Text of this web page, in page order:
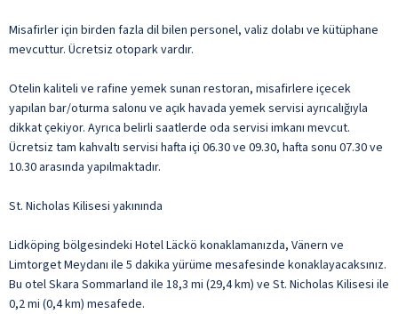
Misafirler için birden fazla dil bilen personel, valiz dolabı ve kütüphane
mevcuttur. Ücretsiz otopark vardır.
Otelin kaliteli ve rafine yemek sunan restoran, misafirlere içecek
yapılan bar/oturma salonu ve açık havada yemek servisi ayrıcalığıyla
dikkat çekiyor. Ayrıca belirli saatlerde oda servisi imkanı mevcut.
Ücretsiz tam kahvaltı servisi hafta içi 06.30 ve 09.30, hafta sonu 07.30 ve
10.30 arasında yapılmaktadır.
St. Nicholas Kilisesi yakınında
Lidköping bölgesindeki Hotel Läckö konaklamanızda, Vänern ve
Limtorget Meydanı ile 5 dakika yürüme mesafesinde konaklayacaksınız.
Bu otel Skara Sommarland ile 18,3 mi (29,4 km) ve St. Nicholas Kilisesi ile
0,2 mi (0,4 km) mesafede.